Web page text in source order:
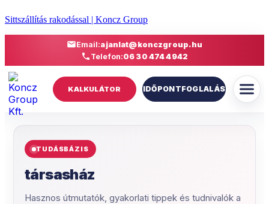
Sittszállítás rakodással | Koncz Group
Email:ajanlat@konczgroup.hu
Telefon:06 30 474 4942
KALKULÁTOR IDŐPONTFOGLALÁS
TUDÁSBÁZIS
társasház
Hasznos útmutatók, gyakorlati tippek és tudnivalók a